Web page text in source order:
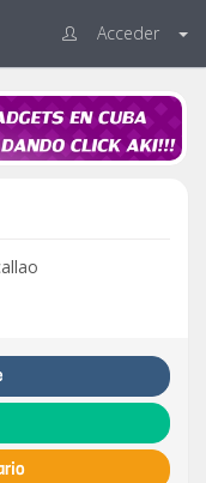
Acceder